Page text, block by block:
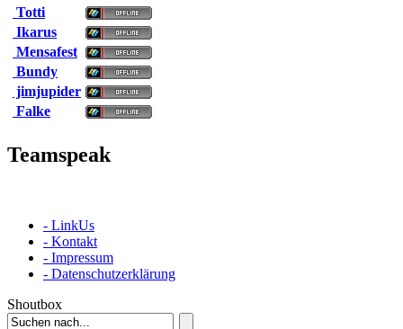
Totti
Ikarus
Mensafest
Bundy
jimjupider
Falke
Teamspeak
- LinkUs
- Kontakt
- Impressum
- Datenschutzerklärung
Shoutbox